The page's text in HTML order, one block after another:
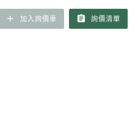
add 加入詢價車 assignment 詢價清單